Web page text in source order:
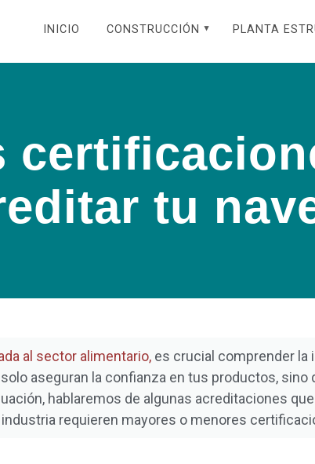
INICIO CONSTRUCCIÓN PLANTA
tu
al sector alimentario, es crucial comprender la
aseguran la confianza en tus productos, sino
hablaremos de algunas acreditaciones
requieren mayores o menores